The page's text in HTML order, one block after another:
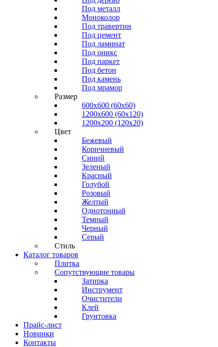
Под металл
Моноколор
Под травертин
Под цемент
Под ламинат
Под оникс
Под паркет
Под бетон
Под камень
Под мрамор
Размер
600х600 (60х60)
1200х600 (60х120)
1200х200 (120x20)
Цвет
Бежевый
Коричневый
Синий
Зеленый
Красный
Голубой
Розовый
Желтый
Однотонный
Темный
Черный
Серый
Стиль
Каталог товаров
Плитка
Сопутствующие товары
Затирка
Инструмент
Очистители
Клей
Грунтовка
Прайс-лист
Новинки
Контакты